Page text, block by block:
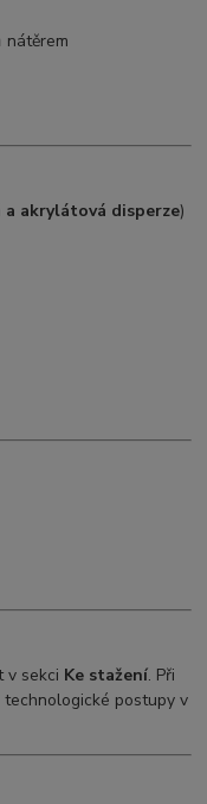
nátěrem
akrylátová disperze)
v sekci Ke stažení. Při
postupy v